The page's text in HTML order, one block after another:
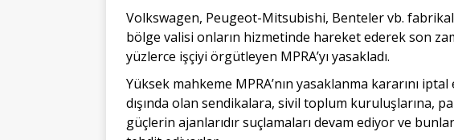
Volkswagen, Peugeot-Mitsubishi, Benteler vb.
bölge valisi onların hizmetinde hareket ederek son
yüzlerce işçiyi örgütleyen MPRA’yı yasakladı.
Yüksek mahkeme MPRA’nın yasaklanma kararını
dışında olan sendikalara, sivil toplum kuruluşlarına,
güçlerin ajanlarıdır suçlamaları devam ediyor ve